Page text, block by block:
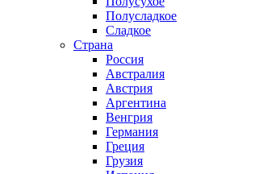
Полусладкое
Сладкое
Страна
Россия
Австралия
Австрия
Аргентина
Венгрия
Германия
Греция
Грузия